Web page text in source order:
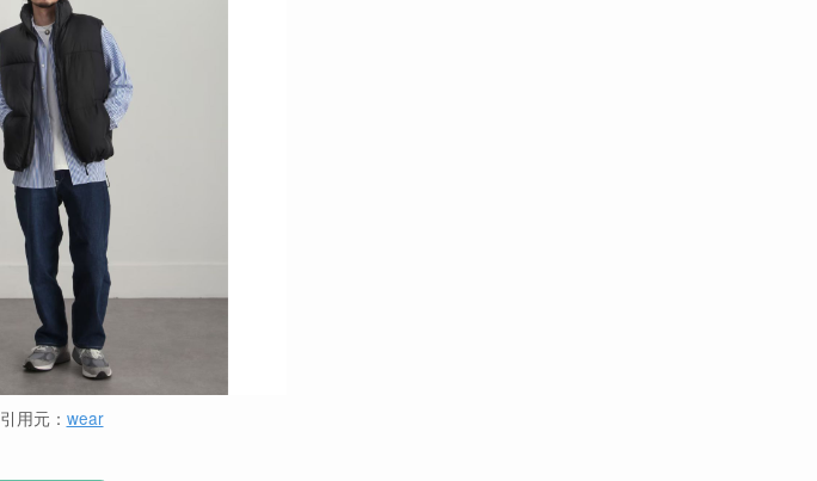
引用元： wear